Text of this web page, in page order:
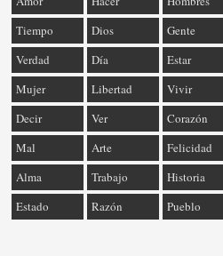
Tiempo
Dios Gente
Verdad
Día Estar
Mujer
Libertad Vivir
Decir
Ver Corazón
Mal
Arte Felicidad
Alma
Trabajo Historia
Estado
Razón Pueblo